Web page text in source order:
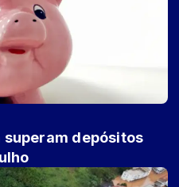
superam depósitos